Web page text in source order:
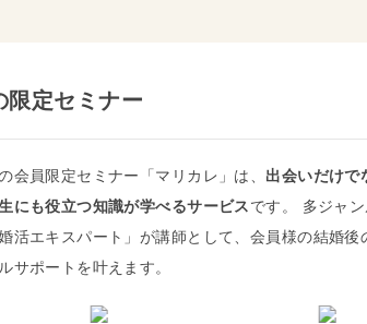
限定セミナー
会員限定セミナー「マリカレ」は、 出会いだけで
にも役立つ知識が学べるサービス です。 多ジャ
活エキスパート」が講師として、会員様の結婚後
サポートを叶えます。